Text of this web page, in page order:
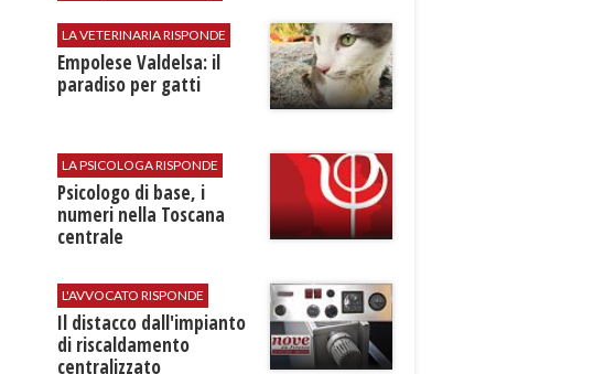
LA VETERINARIA RISPONDE
Empolese Valdelsa: il
paradiso per gatti
LA PSICOLOGA RISPONDE
Psicologo di base, i
numeri nella Toscana
centrale
L'AVVOCATO RISPONDE
Il distacco dall'impianto
di riscaldamento
centralizzato